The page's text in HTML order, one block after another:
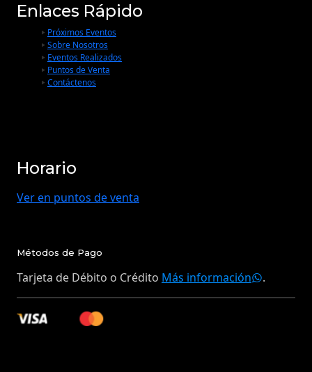
Enlaces Rápido
Próximos Eventos
Sobre Nosotros
Eventos Realizados
Puntos de Venta
Contáctenos
Horario
Ver en puntos de venta
Métodos de Pago
Tarjeta de Débito o Crédito Más información .